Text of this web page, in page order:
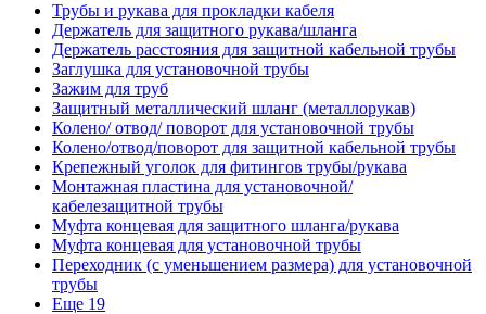
Трубы и рукава для прокладки кабеля
Держатель для защитного рукава/шланга
Держатель расстояния для защитной кабельной трубы
Заглушка для установочной трубы
Зажим для труб
Защитный металлический шланг (металлорукав)
Колено/ отвод/ поворот для установочной трубы
Колено/отвод/поворот для защитной кабельной трубы
Крепежный уголок для фитингов трубы/рукава
Монтажная пластина для установочной/
кабелезащитной трубы
Муфта концевая для защитного шланга/рукава
Муфта концевая для установочной трубы
Переходник (с уменьшением размера) для установочной
трубы
Еще 19